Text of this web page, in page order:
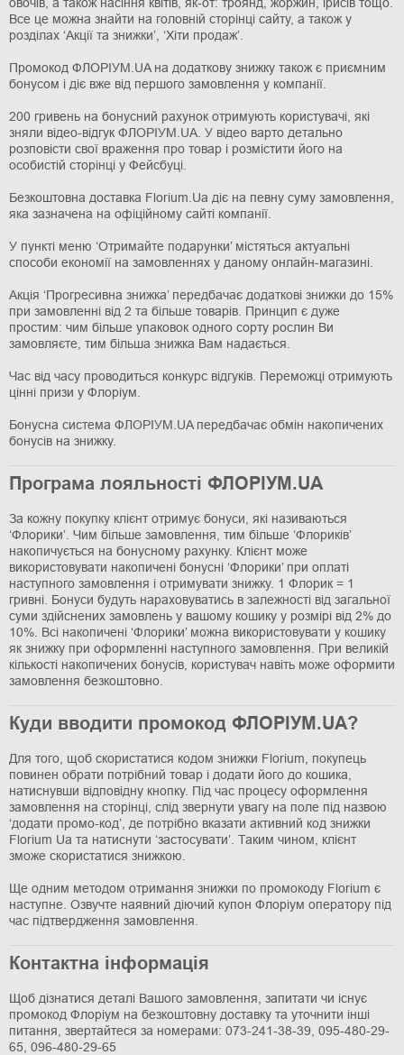
Все це можна знайти на головній сторінці сайту, а також у
розділах ‘Акції та знижки’, ‘Хіти продаж’.
Промокод ФЛОРІУМ.UA на додаткову знижку також є приємним
бонусом і діє вже від першого замовлення у компанії.
200 гривень на бонусний рахунок отримують користувачі, які
зняли відео-відгук ФЛОРІУМ.UA. У відео варто детально
розповісти свої враження про товар і розмістити його на
особистій сторінці у Фейсбуці.
Безкоштовна доставка Florium.Ua діє на певну суму замовлення,
яка зазначена на офіційному сайті компанії.
У пункті меню ‘Отримайте подарунки’ містяться актуальні
способи економії на замовленнях у даному онлайн-магазині.
Акція ‘Прогресивна знижка’ передбачає додаткові знижки до 15%
при замовленні від 2 та більше товарів. Принцип є дуже
простим: чим більше упаковок одного сорту рослин Ви
замовляєте, тим більша знижка Вам надається.
Час від часу проводиться конкурс відгуків. Переможці отримують
цінні призи у Флоріум.
Бонусна система ФЛОРІУМ.UA передбачає обмін накопичених
бонусів на знижку.
Програма лояльності ФЛОРІУМ.UA
За кожну покупку клієнт отримує бонуси, які називаються
‘Флорики’. Чим більше замовлення, тим більше ‘Флориків’
накопичується на бонусному рахунку. Клієнт може
використовувати накопичені бонусні ‘Флорики’ при оплаті
наступного замовлення і отримувати знижку. 1 Флорик = 1
гривні. Бонуси будуть нараховуватись в залежності від загальної
суми здійснених замовлень у вашому кошику у розмірі від 2% до
10%. Всі накопичені ‘Флорики’ можна використовувати у кошику
як знижку при оформленні наступного замовлення. При великій
кількості накопичених бонусів, користувач навіть може оформити
замовлення безкоштовно.
Куди вводити промокод ФЛОРІУМ.UA?
Для того, щоб скористатися кодом знижки Florium, покупець
повинен обрати потрібний товар і додати його до кошика,
натиснувши відповідну кнопку. Під час процесу оформлення
замовлення на сторінці, слід звернути увагу на поле під назвою
‘додати промо-код’, де потрібно вказати активний код знижки
Florium Ua та натиснути ‘застосувати’. Таким чином, клієнт
зможе скористатися знижкою.
Ще одним методом отримання знижки по промокоду Florium є
наступне. Озвучте наявний діючий купон Флоріум оператору під
час підтвердження замовлення.
Контактна інформація
Щоб дізнатися деталі Вашого замовлення, запитати чи існує
промокод Флоріум на безкоштовну доставку та уточнити інші
питання, звертайтеся за номерами: 073-241-38-39, 095-480-29-
65, 096-480-29-65